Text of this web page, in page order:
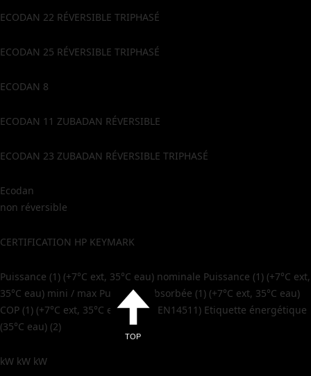
ECODAN 22 RÉVERSIBLE TRIPHASÉ
ECODAN 25 RÉVERSIBLE TRIPHASÉ
ECODAN 8
ECODAN 11 ZUBADAN RÉVERSIBLE
ECODAN 23 ZUBADAN RÉVERSIBLE TRIPHASÉ
Ecodan
non réversible
CERTIFICATION HP KEYMARK
Puissance (1) (+7°C ext, 35°C eau) nominale Puissance (1) (+7°C ext,
35°C eau) mini / max Puissance absorbée (1) (+7°C ext, 35°C eau)
COP (1) (+7°C ext, 35°C eau, selon EN14511) Etiquette énergétique
(35°C eau) (2)
kW kW kW
TOP